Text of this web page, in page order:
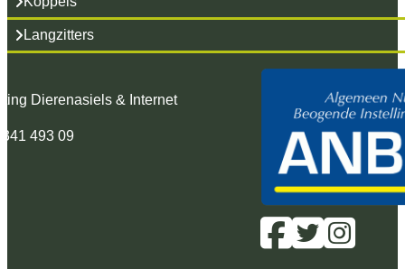
Langzitters
Dierenasiels & Internet
493 09